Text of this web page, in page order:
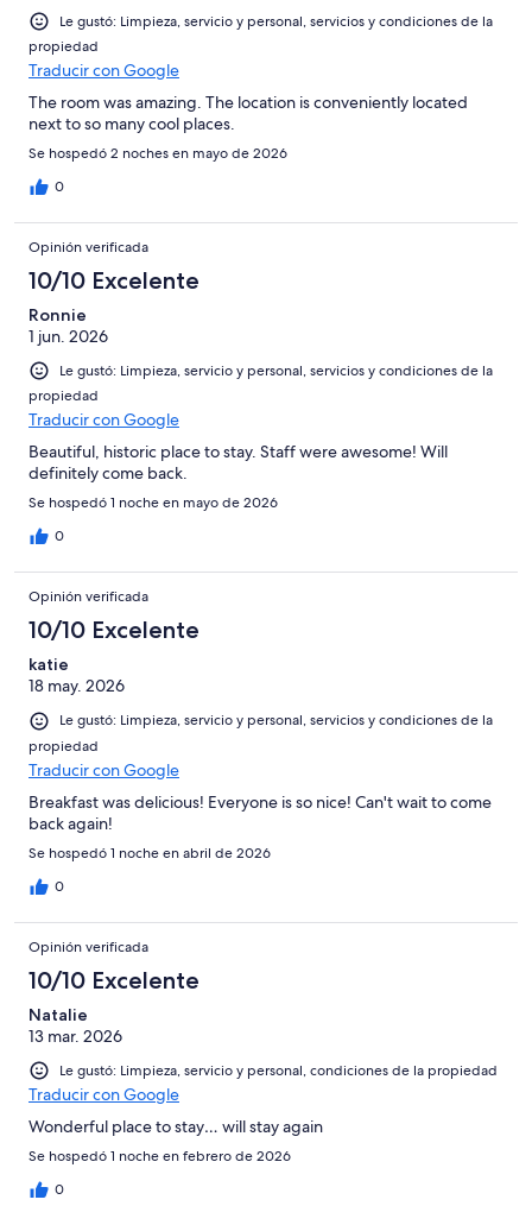
Le gustó: Limpieza, servicio y personal, servicios y condiciones de la
propiedad
Traducir con Google
The room was amazing. The location is conveniently located
next to so many cool places.
Se hospedó 2 noches en mayo de 2026
0
Opinión verificada
10/10 Excelente
Ronnie
1 jun. 2026
Le gustó: Limpieza, servicio y personal, servicios y condiciones de la
propiedad
Traducir con Google
Beautiful, historic place to stay. Staff were awesome! Will
definitely come back.
Se hospedó 1 noche en mayo de 2026
0
Opinión verificada
10/10 Excelente
katie
18 may. 2026
Le gustó: Limpieza, servicio y personal, servicios y condiciones de la
propiedad
Traducir con Google
Breakfast was delicious! Everyone is so nice! Can't wait to come
back again!
Se hospedó 1 noche en abril de 2026
0
Opinión verificada
10/10 Excelente
Natalie
13 mar. 2026
Le gustó: Limpieza, servicio y personal, condiciones de la propiedad
Traducir con Google
Wonderful place to stay… will stay again
Se hospedó 1 noche en febrero de 2026
0